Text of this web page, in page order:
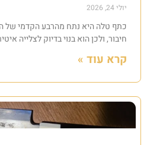
יולי 24, 2026
כתף טלה היא נתח מהרבע הקדמי של
חיבור, ולכן הוא בנוי בדיוק לצלייה
קרא עוד »